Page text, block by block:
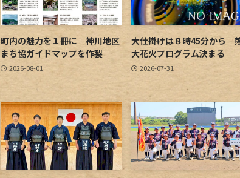
町内の魅力を１冊に 神川地区
まち協ガイドマップを作製
2026-08-01
大仕掛けは８時45分から
大花火プログラム決まる
2026-07-31